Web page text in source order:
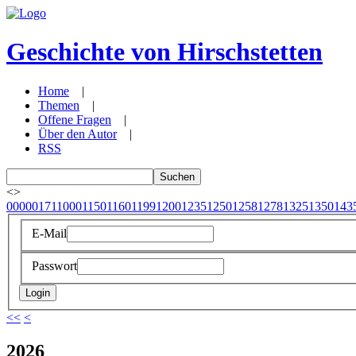
Geschichte von Hirschstetten
Home |
Themen |
Offene Fragen |
Über den Autor|
RSS
<>
0000017110001150116011991200123512501258127813251350
E-Mail
Passwort
<< <
2026